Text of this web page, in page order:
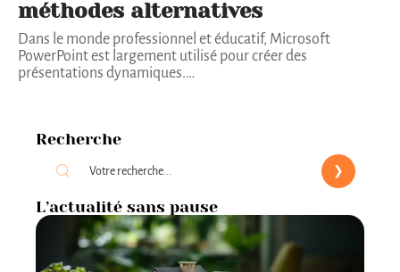
méthodes alternatives
Dans le monde professionnel et éducatif, Microsoft
PowerPoint est largement utilisé pour créer des
présentations dynamiques.…
Recherche
L’actualité sans pause